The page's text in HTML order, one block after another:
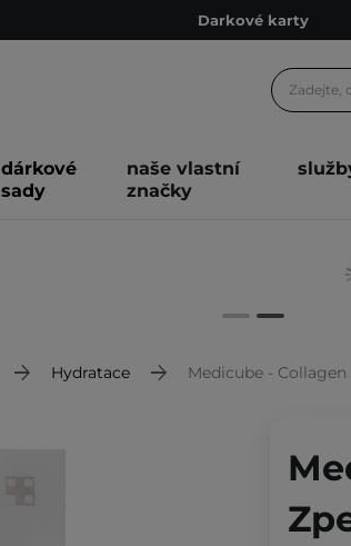
Darkové karty
Doporučovací Program
Darkové karty
dárkové
sady
naše vlastní
značky
Hydratace Medicube -